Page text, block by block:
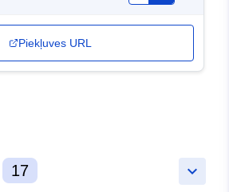
Piekļuves URL
keyboard_arrow_down
17